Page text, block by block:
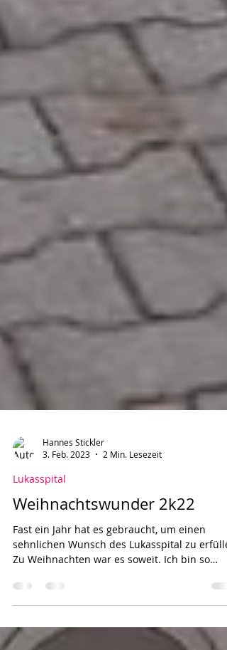
Hannes Stickler
3. Feb. 2023
Lukasspital
Weihnachtswunder 2k22
Fast ein Jahr hat es gebraucht, um einen
Zu Weihnachten war es soweit. Ich bin so
dankbar!...